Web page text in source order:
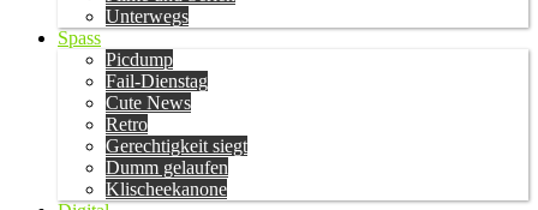
Unterwegs
Spass
Picdump
Fail-Dienstag
Cute News
Retro
Gerechtigkeit siegt
Dumm gelaufen
Klischeekanone